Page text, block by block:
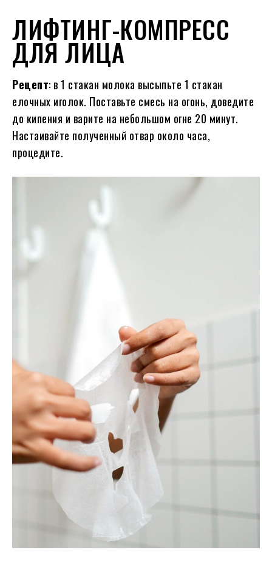
ЛИФТИНГ-КОМПРЕСС
ДЛЯ ЛИЦА
Рецепт: в 1 стакан молока высыпьте 1 стакан
елочных иголок. Поставьте смесь на огонь, доведите
до кипения и варите на небольшом огне 20 минут.
Настаивайте полученный отвар около часа,
процедите.